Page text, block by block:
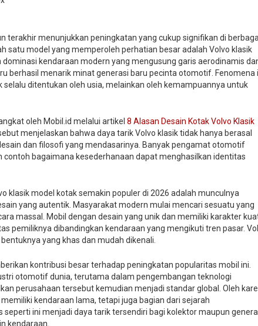
terakhir menunjukkan peningkatan yang cukup signifikan di
satu model yang memperoleh perhatian besar adalah Volvo klasik
kendaraan modern yang mengusung garis aerodinamis
berhasil menarik minat generasi baru pecinta otomotif. Fenomena
ditentukan oleh usia, melainkan oleh kemampuannya untuk
oleh Mobil.id melalui artikel 8 Alasan Desain Kotak Volvo Klasik
menjelaskan bahwa daya tarik Volvo klasik tidak hanya berasal
dan filosofi yang mendasarinya. Banyak pengamat otomotif
bagaimana kesederhanaan dapat menghasilkan identitas
klasik model kotak semakin populer di 2026 adalah munculnya
yang autentik. Masyarakat modern mulai mencari sesuatu yang
massal. Mobil dengan desain yang unik dan memiliki karakter
pemiliknya dibandingkan kendaraan yang mengikuti tren pasar.
yang khas dan mudah dikenali.
kontribusi besar terhadap peningkatan popularitas mobil ini.
otomotif dunia, terutama dalam pengembangan teknologi
perusahaan tersebut kemudian menjadi standar global. Oleh
kendaraan lama, tetapi juga bagian dari sejarah
ini menjadi daya tarik tersendiri bagi kolektor maupun
kendaraan.